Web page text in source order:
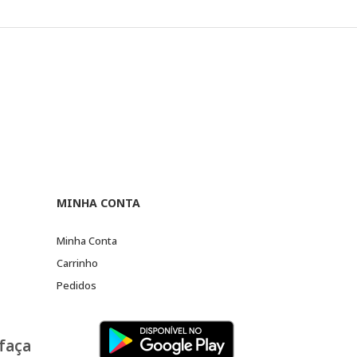
MINHA CONTA
Minha Conta
Carrinho
Pedidos